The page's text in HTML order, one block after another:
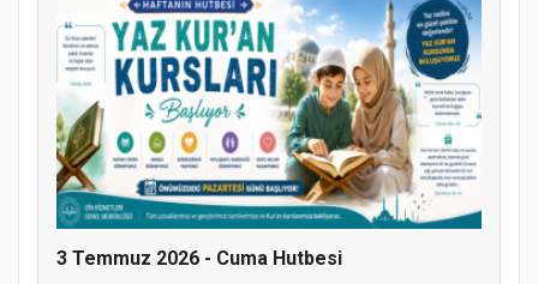
MÜFTÜ ABULSELAM ÖZDERE’YE ZİYARET
3 Temmuz 2026 - Cuma Hutbesi